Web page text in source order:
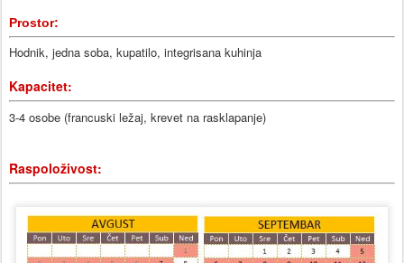
Prostor:
Hodnik, jedna soba, kupatilo, integrisana kuhinja
Kapacitet:
3-4 osobe (francuski ležaj, krevet na rasklapanje)
Raspoloživost: